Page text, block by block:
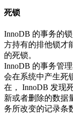
死锁
InnoDB 的事务的
方持有的排他锁才
的死锁。
InnoDB 的事务管
会在系统中产生死
在， InnoDB 发现
新或者删除的数据
务所改变的记录条